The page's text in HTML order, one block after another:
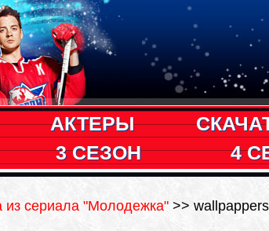
АКТЕРЫ
3 СЕЗОН 4
из сериала "Молодежка">>